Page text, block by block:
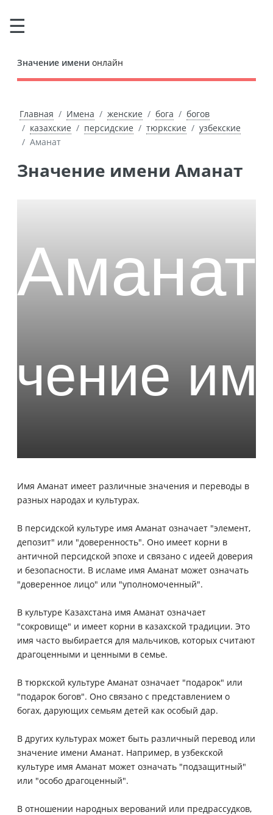
Значение имени онлайн
Главная Имена женские бога
богов
казахские
персидские тюркские
узбекские
Аманат
Значение имени Аманат
Имя Аманат имеет различные значения и переводы в
разных народах и культурах.
В персидской культуре имя Аманат означает "элемент,
депозит" или "доверенность". Оно имеет корни в
античной персидской эпохе и связано с идеей доверия
и безопасности. В исламе имя Аманат может означать
"доверенное лицо" или "уполномоченный".
В культуре Казахстана имя Аманат означает
"сокровище" и имеет корни в казахской традиции. Это
имя часто выбирается для мальчиков, которых считают
драгоценными и ценными в семье.
В тюркской культуре Аманат означает "подарок" или
"подарок богов". Оно связано с представлением о
богах, дарующих семьям детей как особый дар.
В других культурах может быть различный перевод или
значение имени Аманат. Например, в узбекской
культуре имя Аманат может означать "подзащитный"
или "особо драгоценный".
В отношении народных верований или предрассудков,